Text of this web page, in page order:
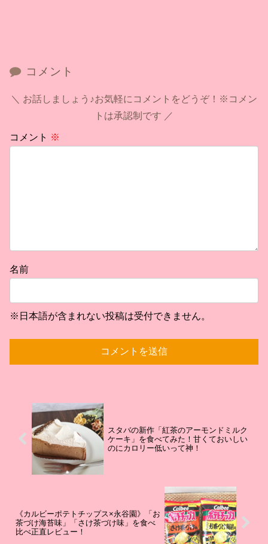
コメント
お話しましょう♪お気軽にコメントをどうぞ！※コメン
トは承認制です
コメント ※
名前
※日本語が含まれない投稿は受付できません。
スタバの新作「紅茶のアーモンドミルク
ケーキ」を食べてみた！甘くておいしい
のにカロリー低いって神！
《カルビーポテトチップス×永谷園》「お
茶づけ海苔味」「さけ茶づけ味」を食べ
比べ正直レビュー！